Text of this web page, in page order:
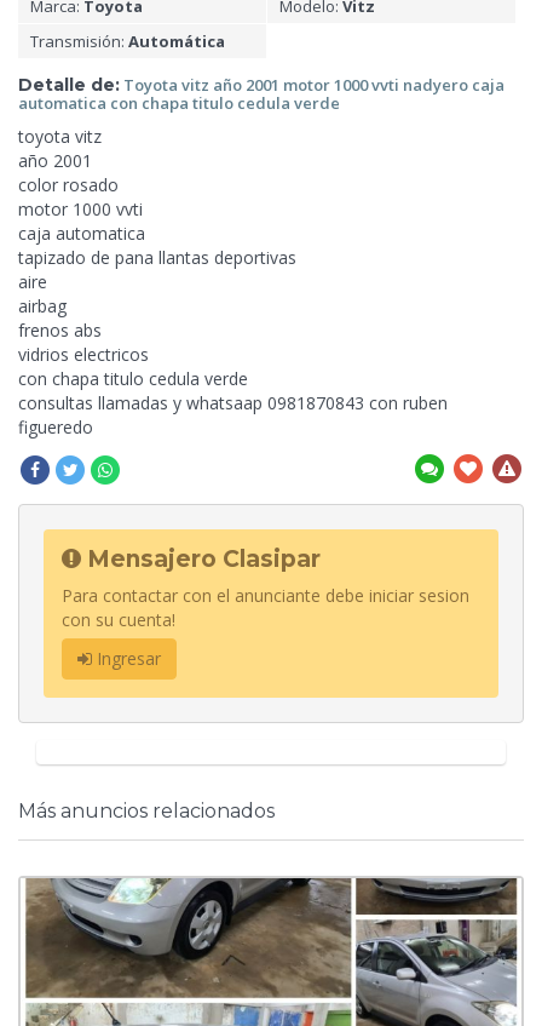
Marca: Toyota Modelo: Vitz
Transmisión: Automática
Detalle de: Toyota vitz año 2001 motor 1000 vvti nadyero caja
automatica con chapa titulo cedula verde
toyota vitz
año 2001
color rosado
motor 1000 vvti
caja automatica
tapizado de pana llantas deportivas
aire
airbag
frenos abs
vidrios electricos
con chapa titulo cedula verde
consultas llamadas y whatsaap 0981870843 con ruben
figueredo
Mensajero Clasipar
Para contactar con el anunciante debe iniciar sesion
con su cuenta!
Ingresar
Más anuncios relacionados